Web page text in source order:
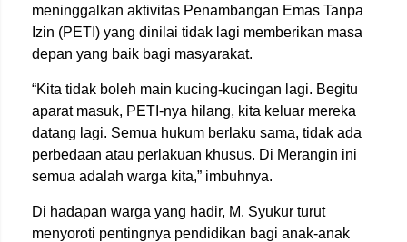
meninggalkan aktivitas Penambangan Emas Tanpa
Izin (PETI) yang dinilai tidak lagi memberikan masa
depan yang baik bagi masyarakat.
“Kita tidak boleh main kucing-kucingan lagi. Begitu
aparat masuk, PETI-nya hilang, kita keluar mereka
datang lagi. Semua hukum berlaku sama, tidak ada
perbedaan atau perlakuan khusus. Di Merangin ini
semua adalah warga kita,” imbuhnya.
Di hadapan warga yang hadir, M. Syukur turut
menyoroti pentingnya pendidikan bagi anak-anak